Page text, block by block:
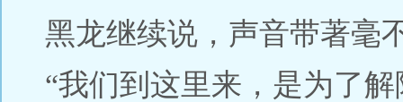
黑龙继续说，声音带著毫
“我们到这里来，是为了